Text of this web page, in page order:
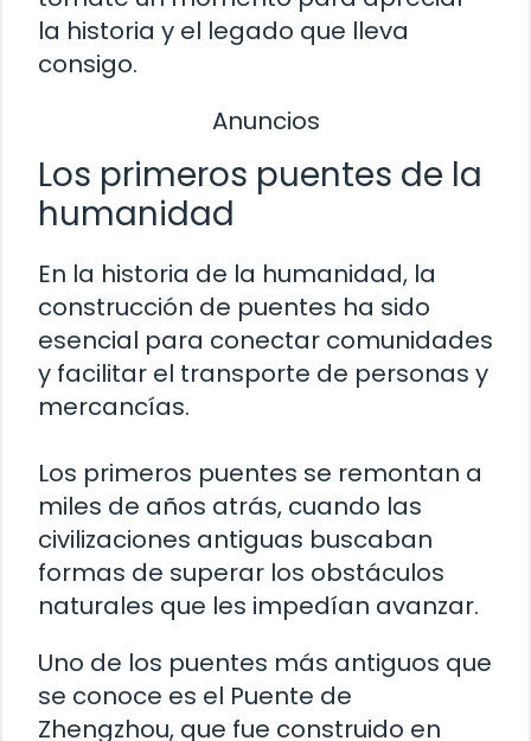
la historia y el legado que lleva
consigo.
Anuncios
Los primeros puentes de la
humanidad
En la historia de la humanidad, la
construcción de puentes ha sido
esencial para conectar comunidades
y facilitar el transporte de personas y
mercancías.
Los primeros puentes se remontan a
miles de años atrás, cuando las
civilizaciones antiguas buscaban
formas de superar los obstáculos
naturales que les impedían avanzar.
Uno de los puentes más antiguos que
se conoce es el Puente de
Zhengzhou, que fue construido en